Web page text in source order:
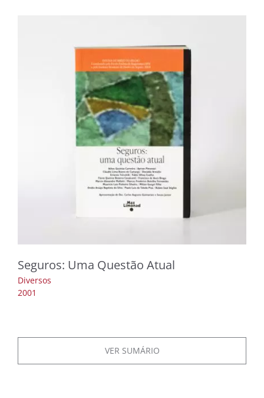
Seguros: Uma Questão Atual
Diversos
2001
VER SUMÁRIO